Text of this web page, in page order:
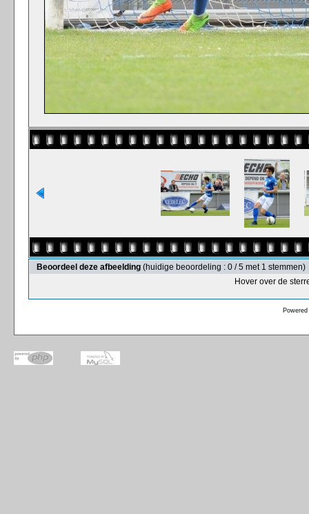
Beoordeel deze afbeelding (huidige beoordeling : 0 / 5 met 1 stemmen)
Hover over de